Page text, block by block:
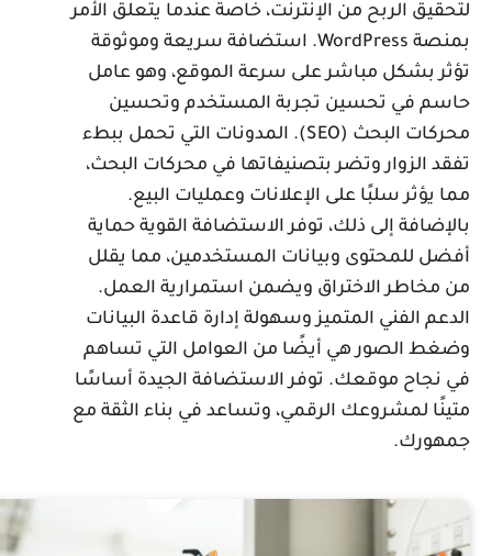
الربح من الإنترنت، خاصة عندما يتعلق الأمر
بمنصة WordPress. استضافة سريعة وموثوقة
بشكل مباشر على سرعة الموقع، وهو عامل
في تحسين تجربة المستخدم وتحسين
محركات البحث (SEO). المدونات التي تحمل ببطء
الزوار وتضر بتصنيفاتها في محركات البحث،
يؤثر سلبًا على الإعلانات وعمليات البيع.
إلى ذلك، توفر الاستضافة القوية حماية
للمحتوى وبيانات المستخدمين، مما يقلل
مخاطر الاختراق ويضمن استمرارية العمل.
الفني المتميز وسهولة إدارة قاعدة البيانات
الصور هي أيضًا من العوامل التي تساهم
نجاح موقعك. توفر الاستضافة الجيدة أساسًا
لمشروعك الرقمي، وتساعد في بناء الثقة مع